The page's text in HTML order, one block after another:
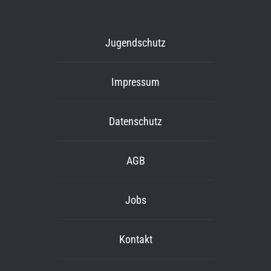
Jugendschutz
Impressum
Datenschutz
AGB
Jobs
Kontakt